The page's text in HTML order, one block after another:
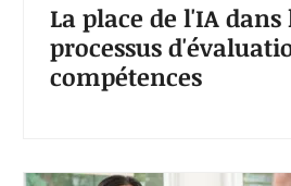
La place de l'IA dans
processus
compétences